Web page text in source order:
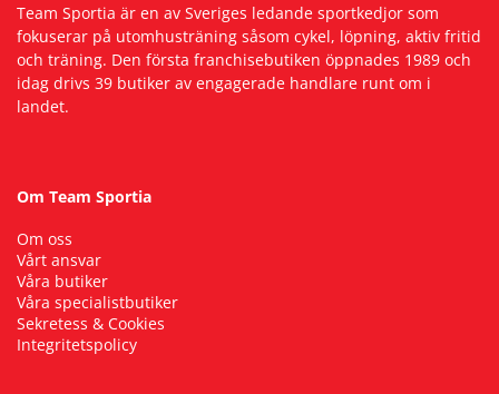
Team Sportia är en av Sveriges ledande sportkedjor som
fokuserar på utomhusträning såsom cykel, löpning, aktiv fritid
och träning. Den första franchisebutiken öppnades 1989 och
idag drivs 39 butiker av engagerade handlare runt om i
landet.
Om Team Sportia
Om oss
Vårt ansvar
Våra butiker
Våra specialistbutiker
Sekretess & Cookies
Integritetspolicy